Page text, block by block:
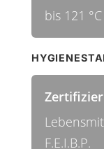
bis 121 °C
F.E.I.B.P.